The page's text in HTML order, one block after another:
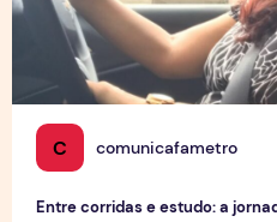
C comunicafametro
Entre corridas e estudo: a